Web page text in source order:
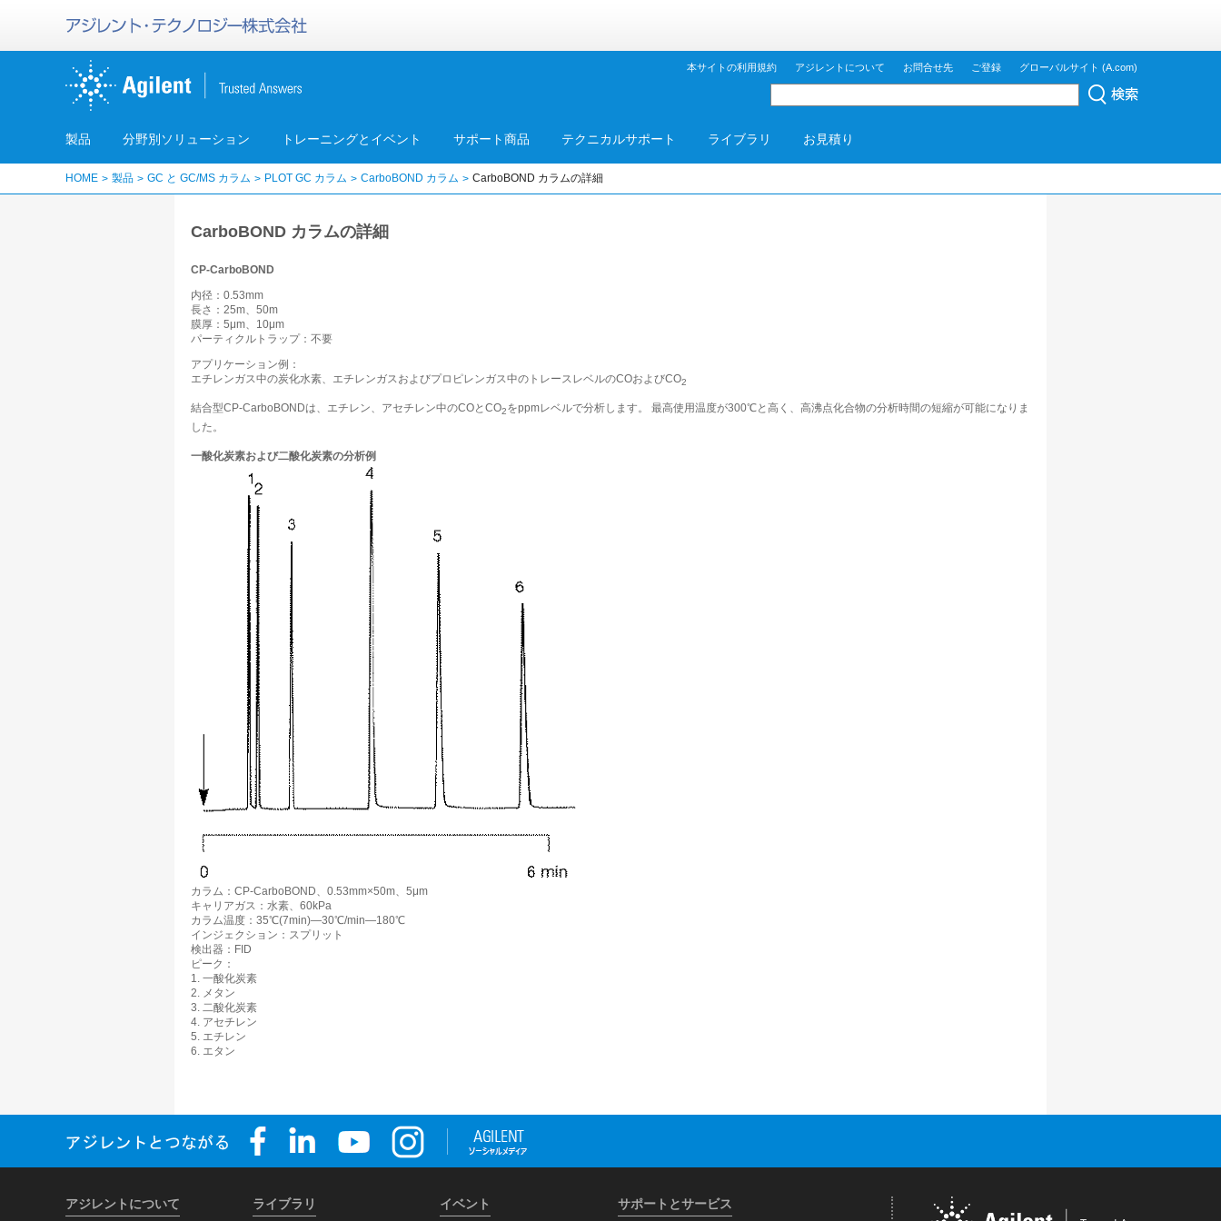
本サイトの利用規約 アジレントについて お問合せ先 ご登録 グローバルサイト (A.com)
製品 分野別ソリューション トレーニングとイベント サポート商品 テクニカルサポート ライブラリ お見積り
HOME 製品 GC と GC/MS カラム PLOT GC カラム CarboBOND カラム CarboBOND カラムの詳細
CarboBOND カラムの詳細
CP-CarboBOND
内径：0.53mm
長さ：25m、50m
膜厚：5μm、10μm
パーティクルトラップ：不要
アプリケーション例：
エチレンガス中の炭化水素、エチレンガスおよびプロピレンガス中のトレースレベルのCOおよびCO2
結合型CP-CarboBONDは、エチレン、アセチレン中のCOとCO2をppmレベルで分析します。 最高使用温度が300℃と高く、高沸点化合物の分析時間の短縮が可能になりま
した。
一酸化炭素および二酸化炭素の分析例
カラム：CP-CarboBOND、0.53mm×50m、5μm
キャリアガス：水素、60kPa
カラム温度：35℃(7min)―30℃/min―180℃
インジェクション：スプリット
検出器：FID
ピーク：
1. 一酸化炭素
2. メタン
3. 二酸化炭素
4. アセチレン
5. エチレン
6. エタン
アジレントについて ライブラリ イベント サポートとサービス